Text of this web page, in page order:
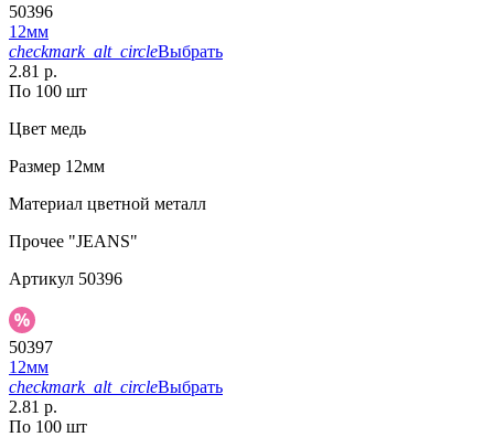
50396
12мм
checkmark_alt_circleВыбрать
2.81 р.
По 100 шт
Цвет медь
Размер 12мм
Материал цветной металл
Прочее "JEANS"
Артикул 50396
50397
12мм
checkmark_alt_circleВыбрать
2.81 р.
По 100 шт